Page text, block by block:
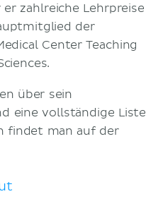
zahlreiche Lehrpreise
der
Center Teaching
über sein
eine vollständige Liste
findet man auf der